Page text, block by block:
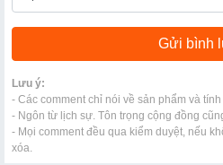
Lưu ý:
- Các comment chỉ nói về sản phẩm và
- Ngôn từ lịch sự. Tôn trọng cộng đồng
- Mọi comment đều qua kiểm duyệt, nếu
xóa.